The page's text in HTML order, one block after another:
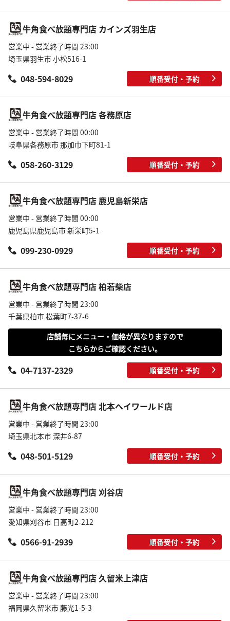
牛角食べ放題専門店 カインズ羽生店
営業中 - 営業終了時間 23:00
埼玉県羽生市 小松516-1
048-594-8029 順番受付・予約
牛角食べ放題専門店 各務原店
営業中 - 営業終了時間 00:00
岐阜県各務原市 那加巾下町81-1
058-260-3129 順番受付・予約
牛角食べ放題専門店 鹿児島新栄店
営業中 - 営業終了時間 00:00
鹿児島県鹿児島市 新栄町5-1
099-230-0929 順番受付・予約
牛角食べ放題専門店 柏若柴店
営業中 - 営業終了時間 23:00
千葉県柏市 松葉町7-37-6
店舗毎にメニュー・価格が異なりますので
こちらからご確認ください。
04-7137-2329 順番受付・予約
牛角食べ放題専門店 北本ヘイワールド店
営業中 - 営業終了時間 23:00
埼玉県北本市 深井6-87
048-501-5129 順番受付・予約
牛角食べ放題専門店 刈谷店
営業中 - 営業終了時間 23:00
愛知県刈谷市 日高町2-212
0566-91-2939 順番受付・予約
牛角食べ放題専門店 久留米上津店
営業中 - 営業終了時間 23:00
福岡県久留米市 藤光1-5-3